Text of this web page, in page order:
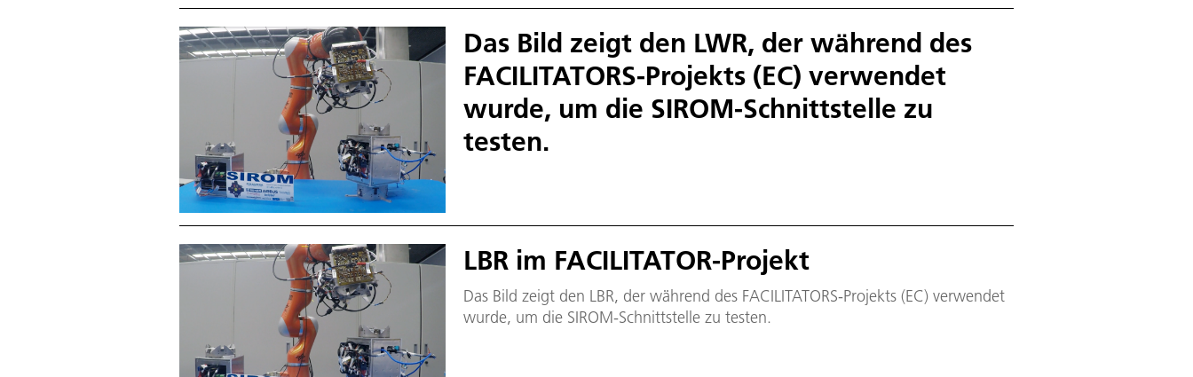
Das Bild zeigt den LWR, der während des
FACILITATORS-Projekts (EC) verwendet
wurde, um die SIROM-Schnittstelle zu
testen.
LBR im FACILITATOR-Projekt
Das Bild zeigt den LBR, der während des FACILITATORS-Projekts (EC) verwendet
wurde, um die SIROM-Schnittstelle zu testen.